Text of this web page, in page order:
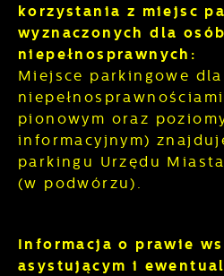
korzystania z miejsc
wyznaczonych dla osób
niepełnosprawnych:
Miejsce parkingowe
pionowym oraz
informacyjnym)
parkingu Urzędu
(w podwórzu).
Informacja o prawie
asystującym i